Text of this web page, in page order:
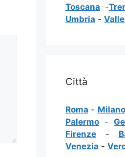
Toscana -
Umbria - Valle
Città
Roma - Milano
Palermo -
Firenze -
Venezia -